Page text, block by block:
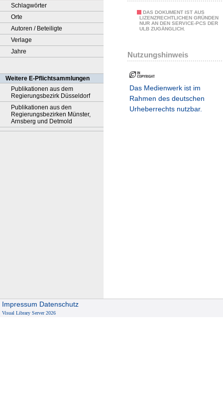
Schlagwörter
Orte
Autoren / Beteiligte
Verlage
Jahre
Weitere E-Pflichtsammlungen
Publikationen aus dem
Regierungsbezirk Düsseldorf
Publikationen aus den
Regierungsbezirken Münster,
Arnsberg und Detmold
DAS DOKUMENT IST AUS
LIZENZRECHTLICHEN GRÜNDEN
NUR AN DEN SERVICE-PCS DER
ULB ZUGÄNGLICH.
Nutzungshinweis
Das Medienwerk ist im
Rahmen des deutschen
Urheberrechts nutzbar.
Impressum Datenschutz
Visual Library Server 2026